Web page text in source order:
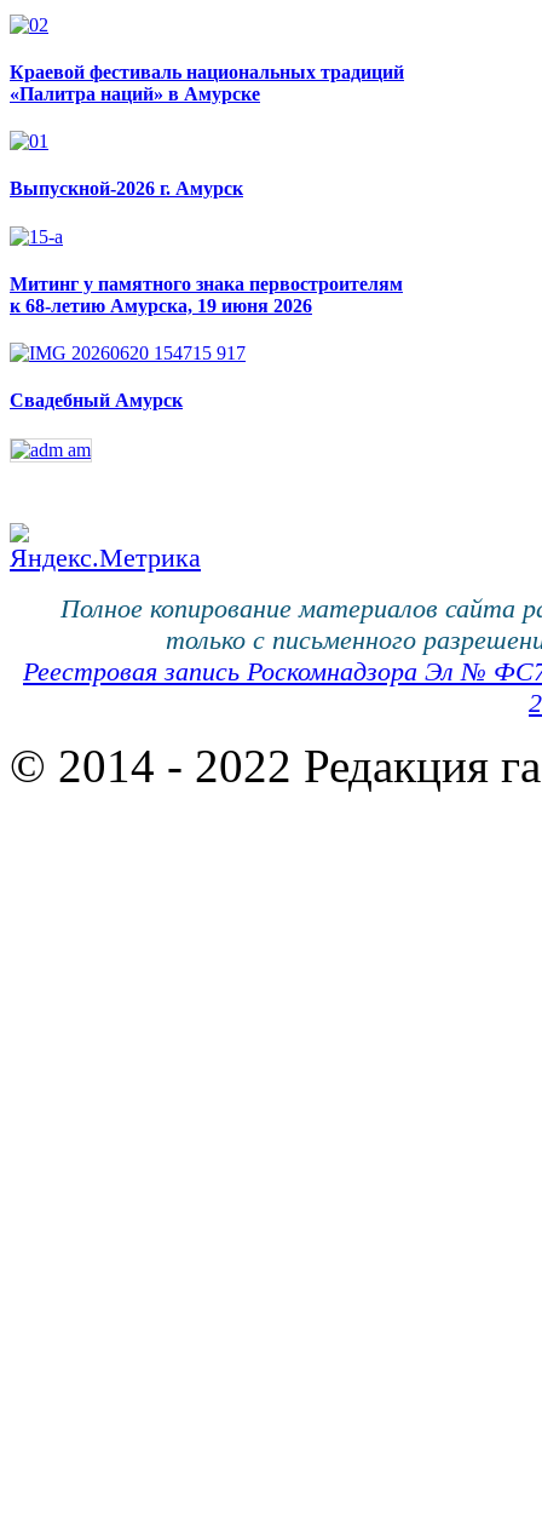
Краевой фестиваль национальных традиций
«Палитра наций» в Амурске
Выпускной-2026 г. Амурск
Митинг у памятного знака первостроителям
к 68-летию Амурска, 19 июня 2026
Свадебный Амурск
Полное копирование материалов сайта
только с письменного
Реестровая запись Роскомнадзора Эл №
© 2014 - 2022 Редакция